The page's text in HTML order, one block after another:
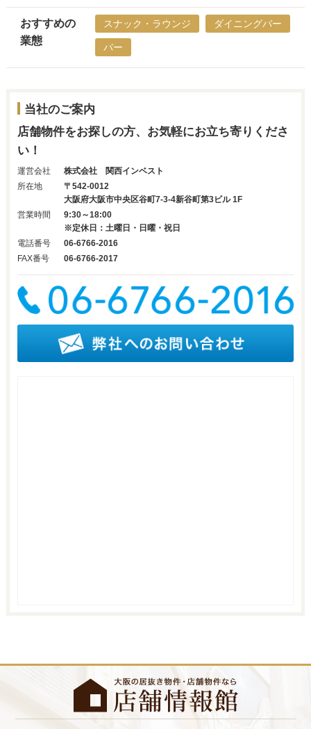
おすすめの
業態
スナック・ラウンジ ダイニングバー
バー
当社のご案内
店舗物件をお探しの方、お気軽にお立ち寄りくださ
い！
運営会社
株式会社 関西インベスト
所在地
〒542-0012
大阪府大阪市中央区谷町7-3-4新谷町第3ビル 1F
営業時間
9:30～18:00
※定休日：土曜日・日曜・祝日
電話番号
06-6766-2016
FAX番号
06-6766-2017